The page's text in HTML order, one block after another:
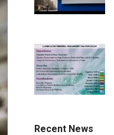
Recent News